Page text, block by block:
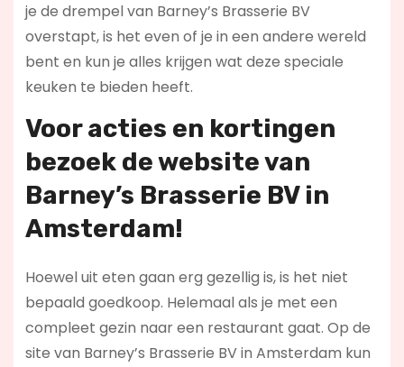
je de drempel van Barney’s Brasserie BV
overstapt, is het even of je in een andere wereld
bent en kun je alles krijgen wat deze speciale
keuken te bieden heeft.
Voor acties en kortingen
bezoek de website van
Barney’s Brasserie BV in
Amsterdam!
Hoewel uit eten gaan erg gezellig is, is het niet
bepaald goedkoop. Helemaal als je met een
compleet gezin naar een restaurant gaat. Op de
site van Barney’s Brasserie BV in Amsterdam kun